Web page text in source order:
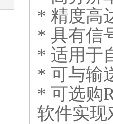
* 精度高
* 具有信
* 适用于
* 可与输
* 可选购
软件实现